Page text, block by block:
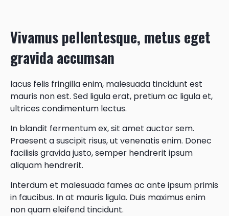
Vivamus pellentesque, metus eget
gravida accumsan
lacus felis fringilla enim, malesuada tincidunt est
mauris non est. Sed ligula erat, pretium ac ligula et,
ultrices condimentum lectus.
In blandit fermentum ex, sit amet auctor sem.
Praesent a suscipit risus, ut venenatis enim. Donec
facilisis gravida justo, semper hendrerit ipsum
aliquam hendrerit.
Interdum et malesuada fames ac ante ipsum primis
in faucibus. In at mauris ligula. Duis maximus enim
non quam eleifend tincidunt.